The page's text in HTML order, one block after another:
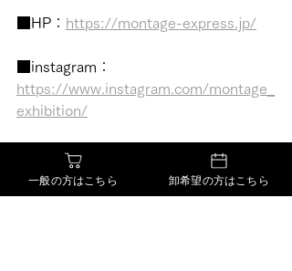
■HP： https://montage-express.jp/
■instagram：
https://www.instagram.com/montage_
exhibition/
何卒よろしくお願い致します。
一般の方はこちら 卸希望の方はこちら